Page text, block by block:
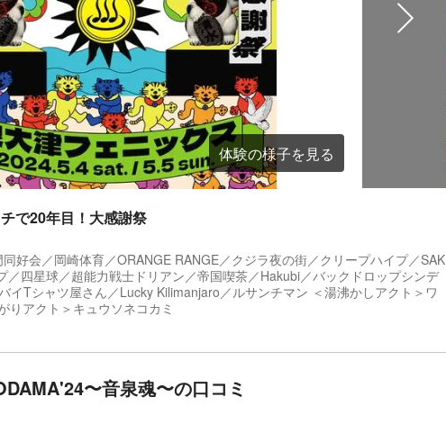
体験の様子を見る
で20年目！大感謝祭
好会／岡崎体育／ORANGE RANGE／クジラ夜の街／クリープハイプ／SAK
四星球／超能力戦士ドリアン／帝国喫茶／Hakubi／バックドロップシンデ
イTシャツ屋さん／Lucky Kilimanjaro／ルサンチマン ＜湯沸かしアクト＞ワ
りアクト＞キュウソネコカミ
〜⾳泉魂〜の口コミ